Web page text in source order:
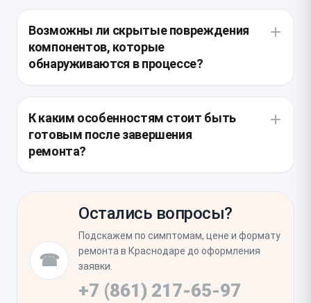
программатора.
датчики Face ID на новую деталь. По завершении
эта процедура включает обязательную калибровку
сенсорного слоя для корректного отклика.
Возможны ли скрытые повреждения
компонентов, которые
обнаруживаются в процессе?
иногда выявляются микротрещины на
материнской плате или повреждения коннекторов.
Мастер всегда проверяет состояние внутренних
креплений, чтобы исключить риск повторного
обращения из-за скрытых дефектов.
К каким особенностям стоит быть
готовым после завершения
ремонта?
на чувствительность. Рекомендуем также
убедиться в корректной работе Face ID и яркости
подсветки, так как данные функции привязаны к
исходному дисплею.
☎
Остались вопросы?
Подскажем по симптомам, цене и формату
ремонта в Краснодаре до оформления
заявки.
+7 (861) 217-65-97